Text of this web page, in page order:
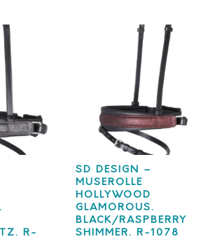
R-
SD DESIGN –
MUSEROLLE
HOLLYWOOD
GLAMOROUS.
BLACK/RASPBERRY
SHIMMER. R-1078